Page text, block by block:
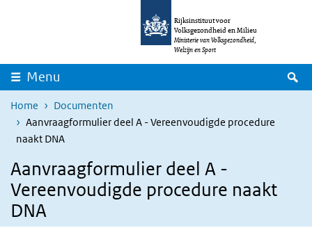
Overslaan en naar de inhoud gaan
Rijksinstituut voor
Volksgezondheid en Milieu
Ministerie van Volksgezondheid,
Welzijn en Sport
Menu
Home
Documenten
Aanvraagformulier deel A - Vereenvoudigde procedure
naakt DNA
Aanvraagformulier deel A -
Vereenvoudigde procedure naakt
DNA